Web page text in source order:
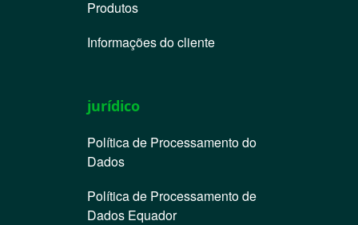
Produtos
Informações do cliente
jurídico
Política de Processamento do
Dados
Política de Processamento de
Dados Equador